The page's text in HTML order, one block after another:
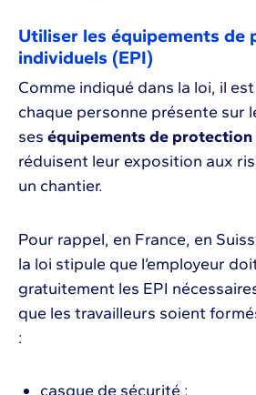
Utiliser les équipements de
individuels (EPI)
Comme indiqué dans la loi, il
chaque personne présente sur
ses équipements de
réduisent leur exposition aux
un chantier.
Pour rappel, en France, en
la loi stipule que l’employeur
gratuitement les EPI
que les travailleurs soient
:
casque de sécurité ;